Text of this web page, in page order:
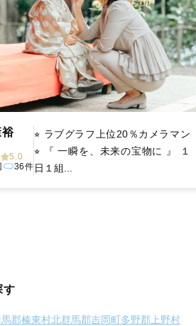
裕
5.0
36件
⭐︎ ラブグラフ上位20％カメラマン
⭐︎ 『 一瞬を、未来の宝物に 』 １
日１組...
す
郡榛東村北群馬郡吉岡町多野郡上野村